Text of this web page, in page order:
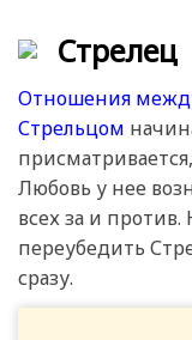
Стрелец
Отношения
Стрельцом
Любовь у нее
всех за и
переубедить
сразу.